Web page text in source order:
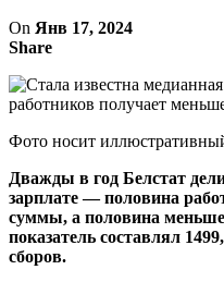
On Янв 17, 2024
Share
Фото носит
Дважды в год Белстат
зарплате — половина
суммы, а половина
показатель составлял
сборов.